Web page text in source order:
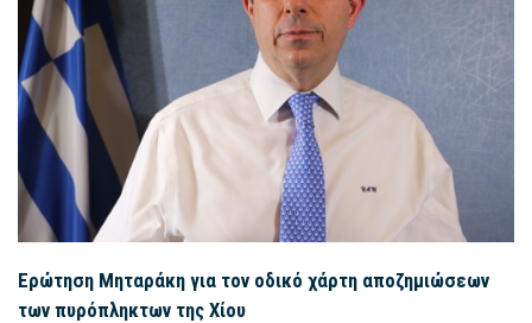
Ερώτηση Μηταράκη για τον οδικό χάρτη αποζημιώσεων
των πυρόπληκτων της Χίου